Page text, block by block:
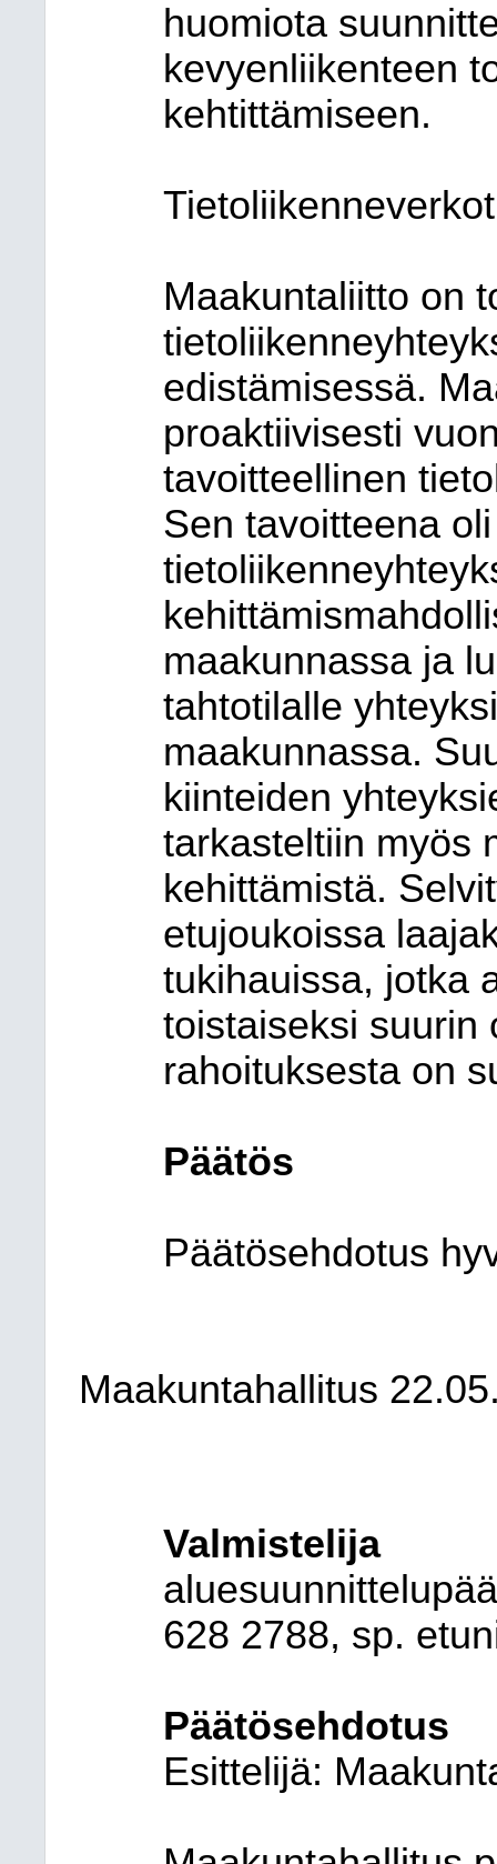
huomiota
kevyenliikenteen
kehtittämiseen.
Tietoliikenneverkot
Maakuntaliitto on
edistämisessä.
proaktiivisesti
tavoitteellinen
Sen tavoitteena
maakunnassa ja
tahtotilalle
maakunnassa.
kiinteiden
tarkasteltiin myös
kehittämistä.
etujoukoissa
tukihauissa, jotka
toistaiseksi suurin
rahoituksesta on
Päätös
Päätösehdotus
Maakuntahallitus
Valmistelija
628 2788, sp.
Päätösehdotus
Esittelijä: